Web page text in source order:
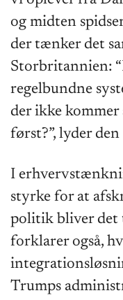
og midten
der tænker det
Storbritannien:
regelbundne
der ikke
først?”, lyder
I
styrke for at
politik bliver det
forklarer også,
Trumps